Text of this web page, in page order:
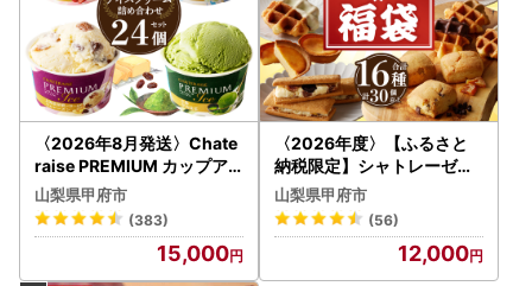
〈2026年8月発送〉Chate
raise PREMIUM カップア
イス 詰合せ 4種 24個 アイ
ス
山梨県甲府市
(383)
15,000
〈2026年度〉【ふるさと
納税限定】シャトレーゼ人
気お菓子勢ぞろい!! お菓子
福箱 シャトレーゼ
山梨県甲府市
(56)
12,000